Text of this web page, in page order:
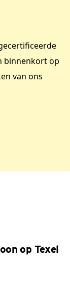
binnenkort op
van ons
op Texel